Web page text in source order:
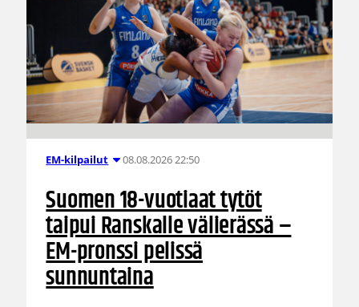
EM-kilpailut 08.08.2026 22:50
Suomen 18-vuotiaat tytöt
taipui Ranskalle välierässä –
EM-pronssi pelissä
sunnuntaina